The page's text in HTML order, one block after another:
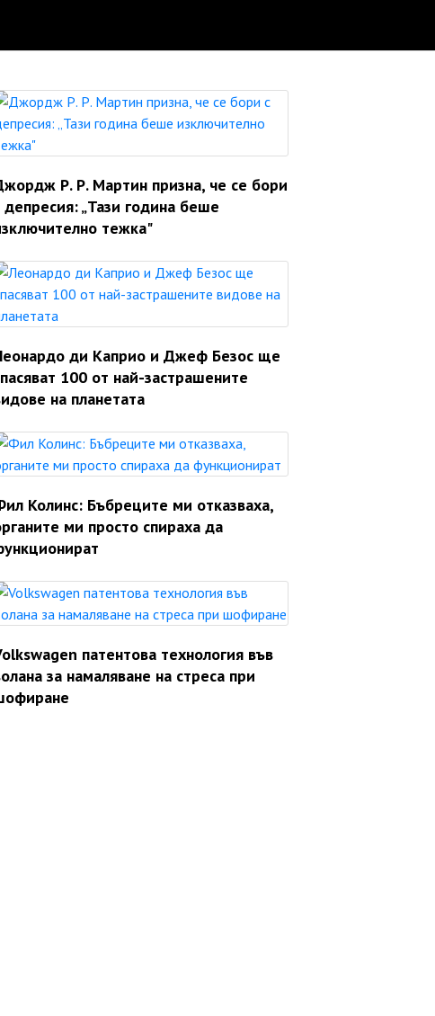
Р. Р. Мартин призна, че се бори
депресия: „Тази година беше
тежка"
ди Каприо и Джеф Безос ще
100 от най-застрашените
на планетата
Колинс: Бъбреците ми отказваха,
ми просто спираха да
патентова технология във
за намаляване на стреса при